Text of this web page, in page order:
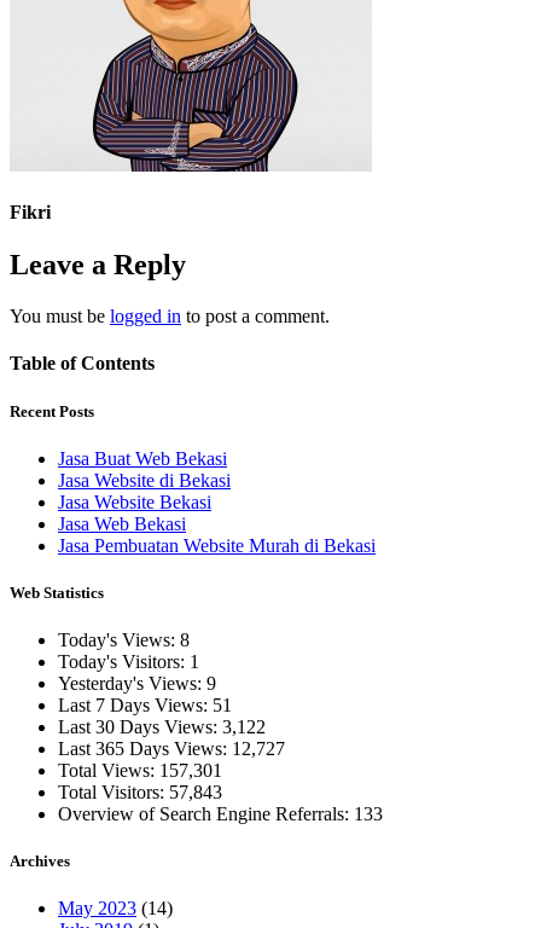
Fikri
Leave a Reply
You must be logged in to post a comment.
Table of Contents
Recent Posts
Jasa Buat Web Bekasi
Jasa Website di Bekasi
Jasa Website Bekasi
Jasa Web Bekasi
Jasa Pembuatan Website Murah di Bekasi
Web Statistics
Today's Views: 8
Today's Visitors: 1
Yesterday's Views: 9
Last 7 Days Views: 51
Last 30 Days Views: 3,122
Last 365 Days Views: 12,727
Total Views: 157,301
Total Visitors: 57,843
Overview of Search Engine Referrals: 133
Archives
May 2023 (14)